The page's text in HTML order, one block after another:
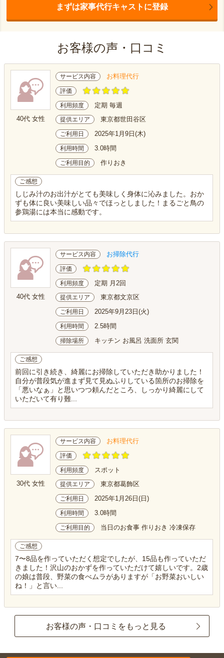
まずは家事代行キャストに登録
お客様の声・口コミ
40代 女性
サービス内容 お料理代行
評価
利用頻度 定期 毎週
提供エリア 東京都世田谷区
ご利用日 2025年1月9日(木)
利用時間 3.0時間
ご利用目的 作りおき
ご感想
しじみ汁のお出汁がとても美味しく身体に沁みました。おか
ずも体に良い美味しい品々でほっとしました！まるごと鳥の
参鶏湯には本当に感動です。
40代 女性
サービス内容 お掃除代行
評価
利用頻度 定期 月2回
提供エリア 東京都文京区
ご利用日 2025年9月23日(火)
利用時間 2.5時間
掃除場所 キッチン お風呂 洗面所 玄関
ご感想
前回に引き続き、綺麗にお掃除していただき助かりました！
自分が普段気が進まず見て見ぬふりしている箇所のお掃除を
「悪いなぁ」と思いつつ頼んだところ、しっかり綺麗にして
いただいて有り難...
30代 女性
サービス内容 お料理代行
評価
利用頻度 スポット
提供エリア 東京都葛飾区
ご利用日 2025年1月26日(日)
利用時間 3.0時間
ご利用目的 当日のお食事 作りおき 冷凍保存
ご感想
7〜8品を作っていただく想定でしたが、15品も作っていただ
きました！沢山のおかずを作っていただけて嬉しいです。2歳
の娘は普段、野菜の食べムラがありますが「お野菜おいしい
ね！」と言い...
お客様の声・口コミをもっと見る